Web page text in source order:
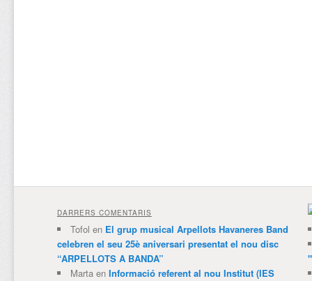
DARRERS COMENTARIS
Tofol en El grup musical Arpellots Havaneres Band
celebren el seu 25è aniversari presentat el nou disc
“ARPELLOTS A BANDA”
Martaen Informació referent al nou Institut (IES